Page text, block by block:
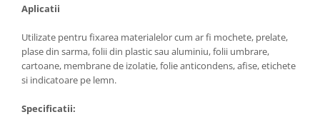
Aplicatii
Utilizate pentru fixarea materialelor cum ar fi mochete, prelate,
plase din sarma, folii din plastic sau aluminiu, folii umbrare,
cartoane, membrane de izolatie, folie anticondens, afise, etichete
si indicatoare pe lemn.
Specificatii: